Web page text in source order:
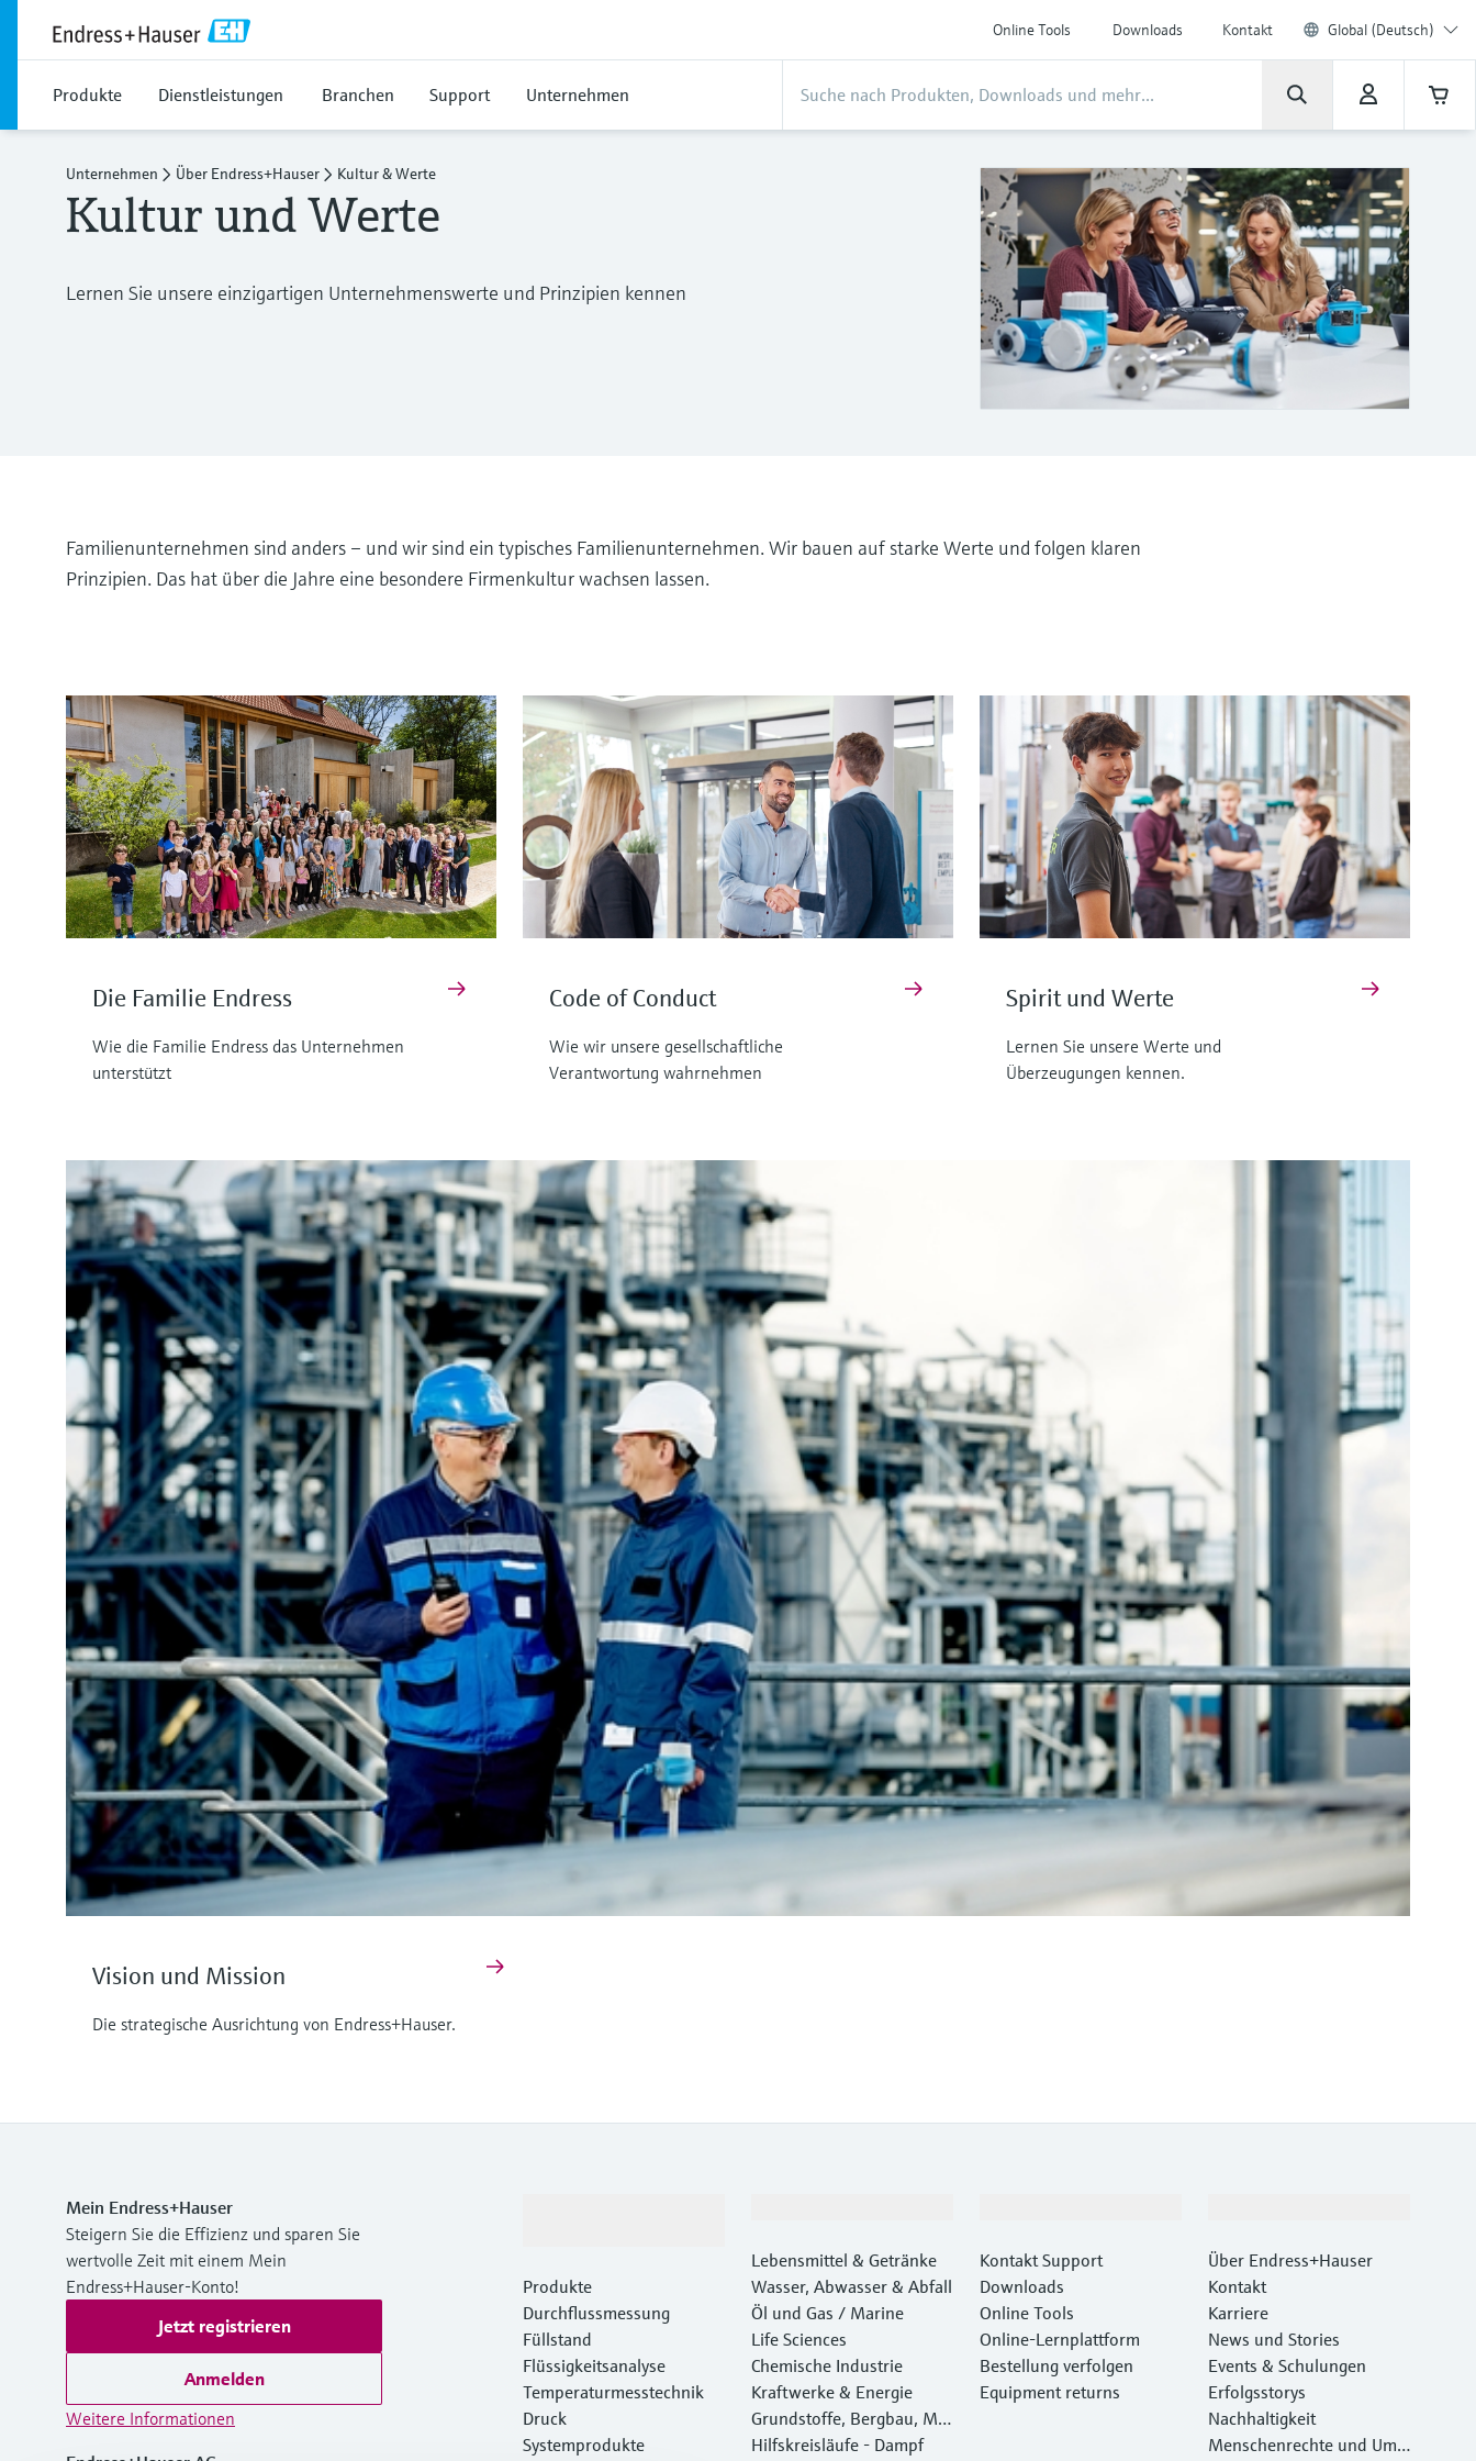
Online Tools Downloads Kontakt Global (Deutsch)
Produkte Dienstleistungen Branchen Support Unternehmen
Unternehmen Über Endress+Hauser Kultur & Werte
Kultur und Werte
Lernen Sie unsere einzigartigen Unternehmenswerte und Prinzipien kennen
Familienunternehmen sind anders – und wir sind ein typisches Familienunternehmen. Wir bauen auf starke Werte und folgen klaren
Prinzipien. Das hat über die Jahre eine besondere Firmenkultur wachsen lassen.
Die Familie Endress
Wie die Familie Endress das Unternehmen
unterstützt
Code of Conduct
Wie wir unsere gesellschaftliche
Verantwortung wahrnehmen
Spirit und Werte
Lernen Sie unsere Werte und
Überzeugungen kennen.
Vision und Mission
Die strategische Ausrichtung von Endress+Hauser.
Mein Endress+Hauser
Steigern Sie die Effizienz und sparen Sie
wertvolle Zeit mit einem Mein
Endress+Hauser-Konto!
Jetzt registrieren
Anmelden
Weitere Informationen
Produkte
Durchflussmessung
Füllstand
Flüssigkeitsanalyse
Temperaturmesstechnik
Druck
Systemprodukte
Lebensmittel & Getränke
Wasser, Abwasser & Abfall
Öl und Gas / Marine
Life Sciences
Chemische Industrie
Kraftwerke & Energie
Grundstoffe, Bergbau, Met
alle
Hilfskreisläufe - Dampf
Kontakt Support
Downloads
Online Tools
Online-Lernplattform
Bestellung verfolgen
Equipment returns
Über Endress+Hauser
Kontakt
Karriere
News und Stories
Events & Schulungen
Erfolgsstorys
Nachhaltigkeit
Menschenrechte und Umw